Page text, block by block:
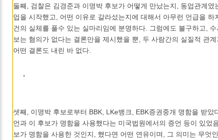
둘째, 검찰은 김경준과 이명박 후보가 어떻게 만났는지, 동업관계였
업을 시작했고, 어떤 이유로 갈라섰는지에 대해서 아무런 언급을 하
건의 실체를 풀수 있는 실마리임에 분명하다. 그럼에도 불구하고,
보는 혐의가 없다는 결론만을 제시했을 뿐, 두 사람간의 실질적 관
어떤 결론도 내린 바 없다.
셋째, 이명박 후보로부터 BBK, LKe뱅크, EBK증권중개 명함을 받았
언과 이 후보가 명함을 사용했다는 미국법원에서의 증언 등이 있었
보가 명함을 사용한 것인지, 했다면 어떤 연유이며, 그 의미는 무엇